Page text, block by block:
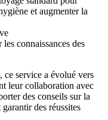
et augmenter la
connaissances des
ce service a évolué vers
leur collaboration avec
des conseils sur la
des réussites